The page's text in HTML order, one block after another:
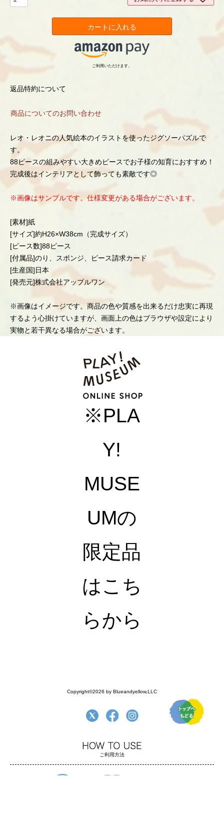
カートに入れる
ご利用いただけます。
返品特約について
商品についてのお問い合わせ
レオ・レオニの人気絵本のイラストを使ったジグソーパズルで
す。
88ピースの組みやすい大きめピースでお子様の知育におすすめ！
完成後はインテリアとして飾っても素敵です◎
※画像はサンプルです。仕様変更がある場合がございます。
[素材]紙
[サイズ]約H26×W38cm（完成サイズ）
[ピース数]88ピース
[付属品]のり、スポンジ、ピース請求カード
[生産国]日本
[発売元]株式会社アップルワン
※画像はイメージです。商品の色や質感を出来るだけ忠実に再現
するよう心掛けていますが、画面上の色はブラウザや設定により
実物と若干異なる場合がございます。
※PLA
Y!
MUSE
UMの
限定品
はこち
らから
Copyright©2026 by Blueandyellow,LLC
ご利用方法